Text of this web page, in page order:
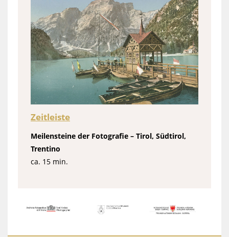
Zeitleiste
Meilensteine der Fotografie – Tirol, Südtirol,
Trentino
ca. 15 min.